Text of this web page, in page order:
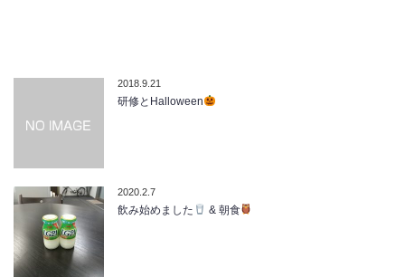
2018.9.21
研修とHalloween
2020.2.7
飲み始めました & 朝食